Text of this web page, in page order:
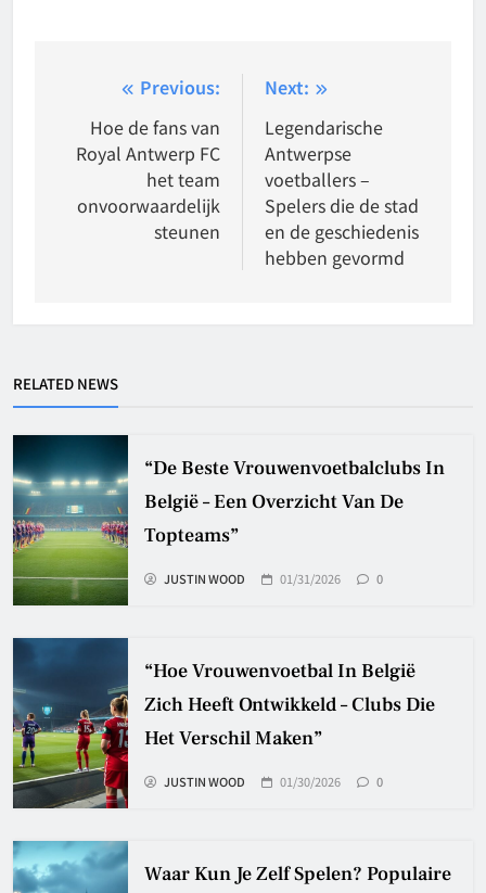
navigation
Previous:
Hoe de fans van
Royal Antwerp FC
het team
onvoorwaardelijk
steunen
Next:
Legendarische
Antwerpse
voetballers –
Spelers die de stad
en de geschiedenis
hebben gevormd
RELATED NEWS
“De Beste Vrouwenvoetbalclubs In
België – Een Overzicht Van De
Topteams”
JUSTIN WOOD 01/31/2026 0
“Hoe Vrouwenvoetbal In België
Zich Heeft Ontwikkeld – Clubs Die
Het Verschil Maken”
JUSTIN WOOD 01/30/2026 0
Waar Kun Je Zelf Spelen? Populaire